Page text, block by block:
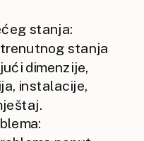
stanja:
stanja
dimenzije,
instalacije,